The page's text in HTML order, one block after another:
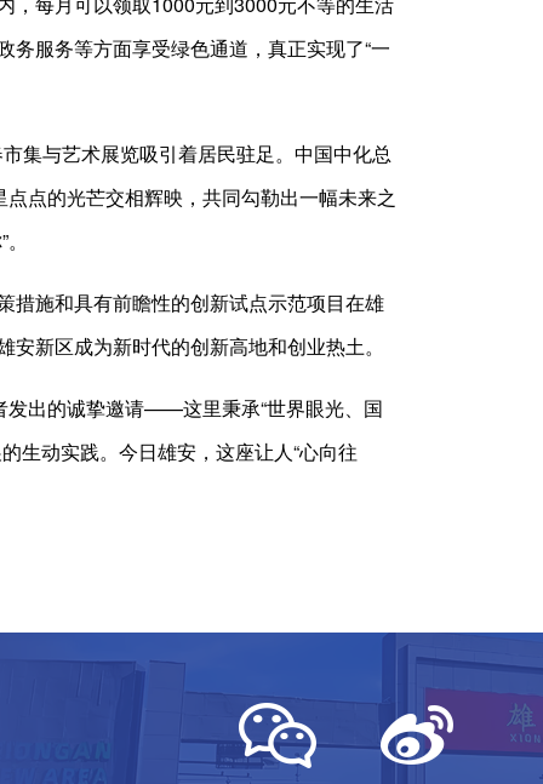
务服务等方面享受绿色通道，真正实现了“一
与艺术展览吸引着居民驻足。中国中化总
点的光芒交相辉映，共同勾勒出一幅未来之
施和具有前瞻性的创新试点示范项目在雄
新区成为新时代的创新高地和创业热土。
出的诚挚邀请——这里秉承“世界眼光、国
生动实践。今日雄安，这座让人“心向往